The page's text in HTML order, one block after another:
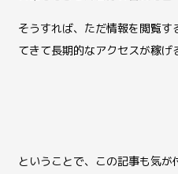
そうすれば、ただ情報を閲覧
てきて長期的なアクセスが稼げ
ということで、この記事も気